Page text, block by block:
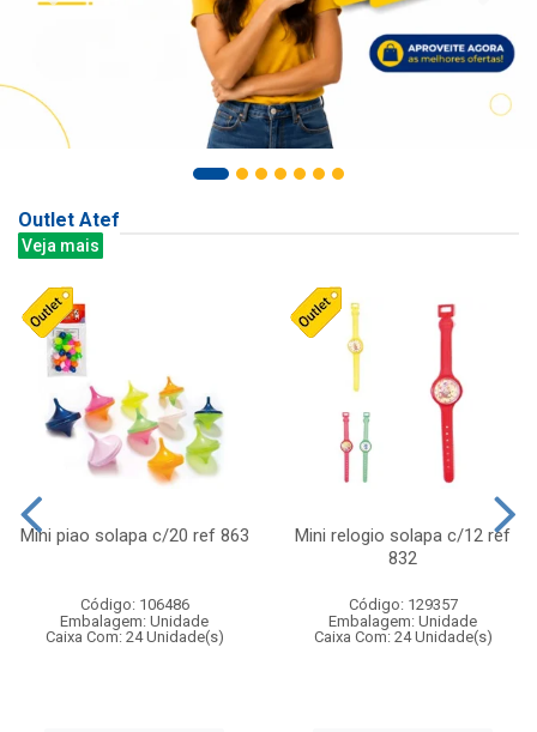
Outlet Atef
Veja mais
Mini piao solapa c/20 ref 863
Código: 106486
Embalagem: Unidade
Caixa Com: 24 Unidade(s)
Mini relogio solapa c/12 ref
832
Código: 129357
Embalagem: Unidade
Caixa Com: 24 Unidade(s)